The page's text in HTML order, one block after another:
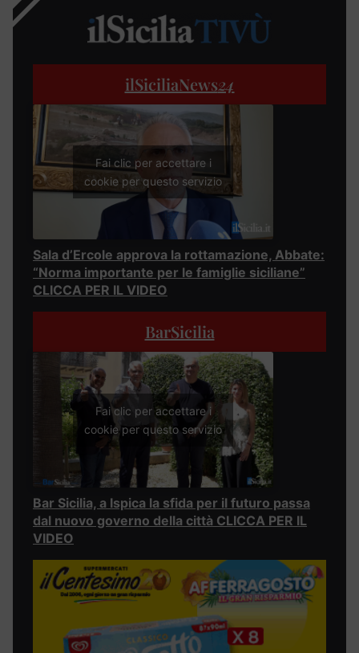
ilSiciliaNews24
Fai clic per accettare i
cookie per questo servizio
Sala d’Ercole approva la rottamazione, Abbate:
“Norma importante per le famiglie siciliane”
CLICCA PER IL VIDEO
BarSicilia
Fai clic per accettare i
cookie per questo servizio
Bar Sicilia, a Ispica la sfida per il futuro passa
dal nuovo governo della città CLICCA PER IL
VIDEO